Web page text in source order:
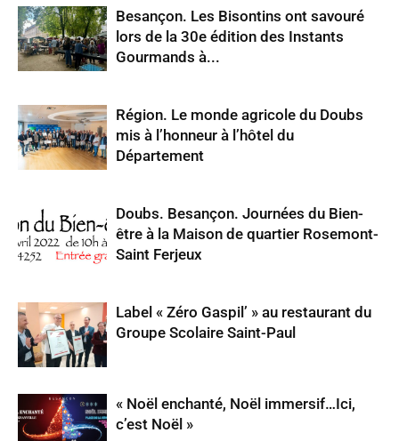
Besançon. Les Bisontins ont savouré
lors de la 30e édition des Instants
Gourmands à...
Région. Le monde agricole du Doubs
mis à l’honneur à l’hôtel du
Département
Doubs. Besançon. Journées du Bien-
être à la Maison de quartier Rosemont-
Saint Ferjeux
Label « Zéro Gaspil’ » au restaurant du
Groupe Scolaire Saint-Paul
« Noël enchanté, Noël immersif…Ici,
c’est Noël »